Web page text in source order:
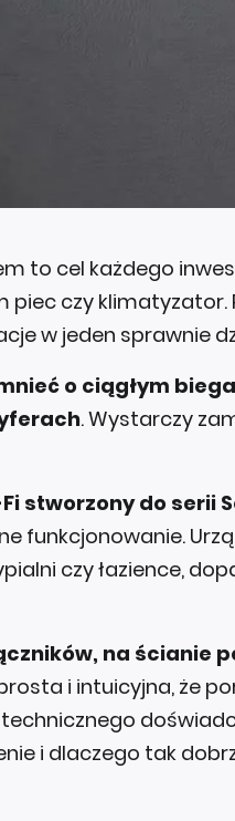
to cel każdego
piec czy klimatyzator.
w jeden sprawnie
o ciągłym
. Wystarczy
stworzony do serii
funkcjonowanie.
czy łazience,
na ścianie
i intuicyjna, że
i dlaczego tak